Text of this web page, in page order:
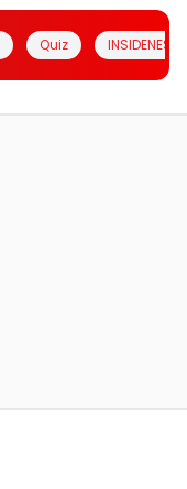
Quiz INSIDENESIA